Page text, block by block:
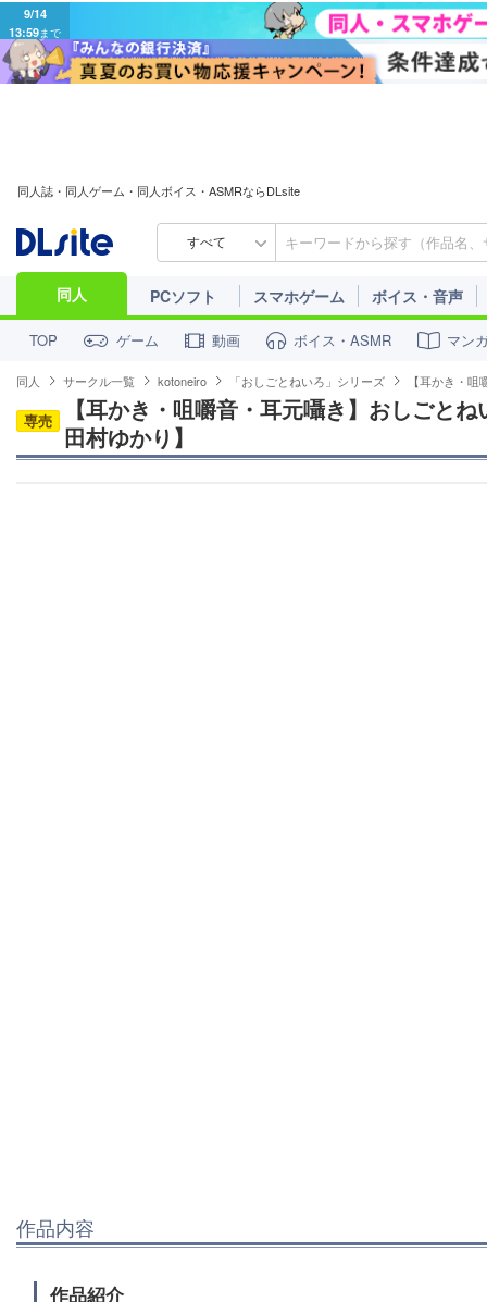
9/14
13:59まで
同人誌・同人ゲーム・同人ボイス・ASMRならDLsite
すべて
同人 PCソフト スマホゲーム ボイス・音声
TOP ゲーム 動画 ボイス・ASMR マン
同人 サークル一覧 kotoneiro 「おしごとねいろ」シリーズ 【耳かき・
専売
【耳かき・咀嚼音・耳元囁き】おしごと
田村ゆかり】
作品内容
作品紹介